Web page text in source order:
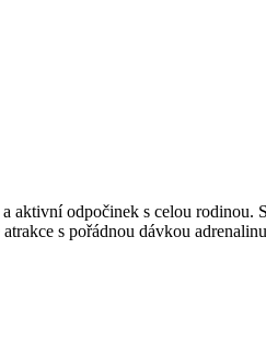
aktivní odpočinek s celou rodinou.
s pořádnou dávkou